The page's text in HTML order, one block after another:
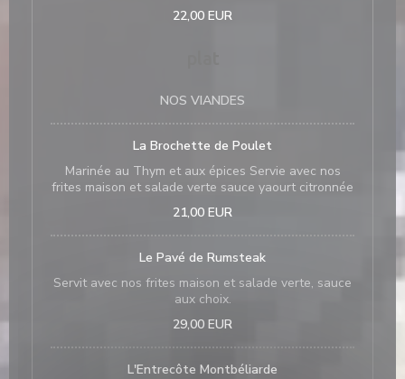
22,00 EUR
NOS VIANDES
La Brochette de Poulet
Marinée au Thym et aux épices Servie avec nos
frites maison et salade verte sauce yaourt citronnée
21,00 EUR
Le Pavé de Rumsteak
Servit avec nos frites maison et salade verte, sauce
aux choix.
29,00 EUR
L'Entrecôte Montbéliarde